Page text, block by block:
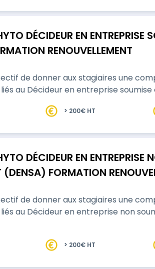
DÉCIDEUR EN ENTREPRISE
RENOUVELLEMENT
de donner aux stagiaires une
au Décideur en entreprise
> 200€ HT
DÉCIDEUR EN ENTREPRISE
FORMATION
de donner aux stagiaires une
au Décideur en entreprise non
> 200€ HT